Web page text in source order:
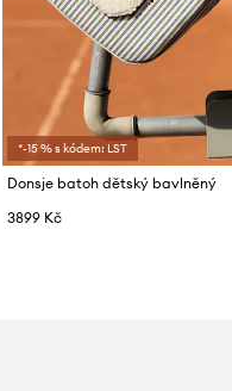
*-15 % s kódem: LST
Donsje batoh dětský bavlněný
3899 Kč